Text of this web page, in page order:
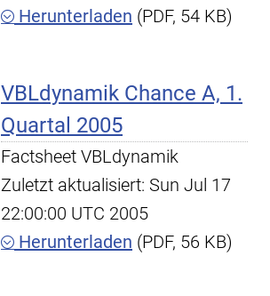
Herunterladen (PDF, 54 KB)
VBLdynamik Chance A, 1.
Quartal 2005
Factsheet VBLdynamik
Zuletzt aktualisiert: Sun Jul 17
22:00:00 UTC 2005
Herunterladen (PDF, 56 KB)